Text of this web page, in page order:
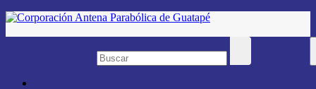
Saltar